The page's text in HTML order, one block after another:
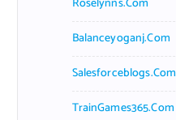
Balanceyoganj.com
Salesforceblogs.com
TrainGames365.com